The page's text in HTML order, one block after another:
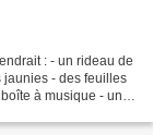
: - un rideau de
jaunies - des feuilles
à musique - un